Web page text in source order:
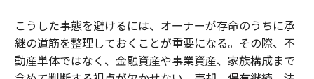
こうした事態を避けるには、オーナーが存命のうちに承
継の道筋を整理しておくことが重要になる。その際、不
動産単体ではなく、金融資産や事業資産、家族構成まで